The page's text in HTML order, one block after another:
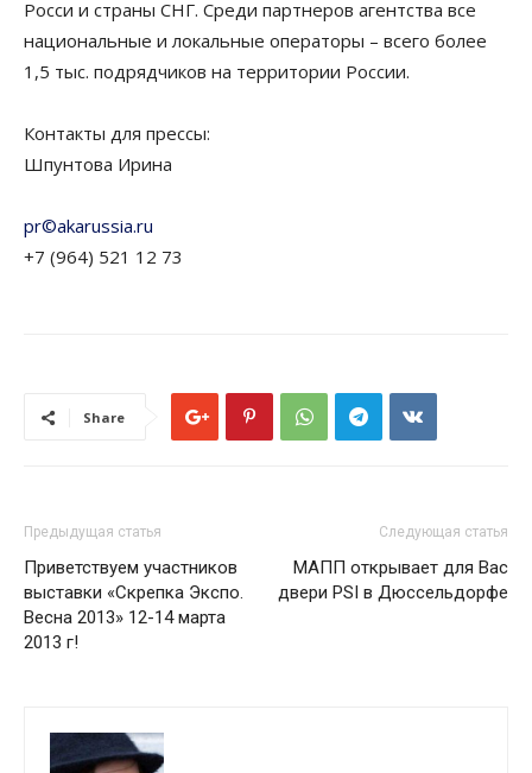
Росси и страны СНГ. Среди партнеров агентства все
национальные и локальные операторы – всего более
1,5 тыс. подрядчиков на территории России.
Контакты для прессы:
Шпунтова Ирина
pr©akarussia.ru
+7 (964) 521 12 73
Share
Предыдущая статья
Приветствуем участников
выставки «Скрепка Экспо.
Весна 2013» 12-14 марта
2013 г!
Следующая статья
МАПП открывает для Вас
двери PSI в Дюссельдорфе